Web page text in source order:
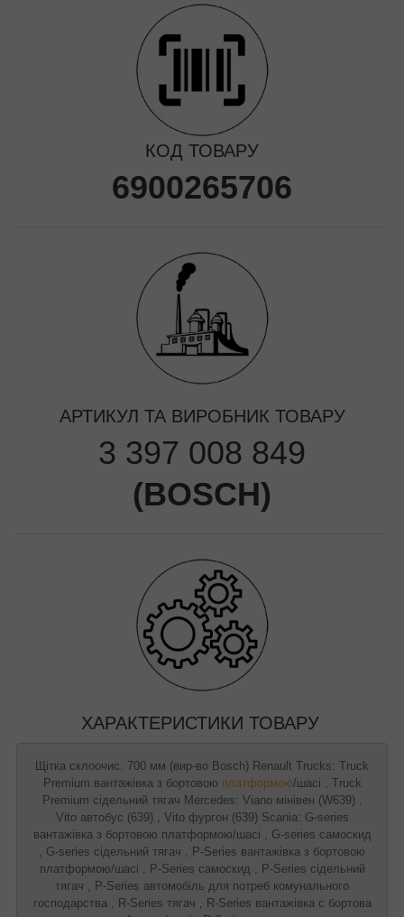
КОД ТОВАРУ
6900265706
АРТИКУЛ ТА ВИРОБНИК ТОВАРУ
3 397 008 849
(BOSCH)
ХАРАКТЕРИСТИКИ ТОВАРУ
Щітка склоочис. 700 мм (вир-во Bosch) Renault Trucks: Truck
Premium вантажівка з бортовою платформою/шасі , Truck
Premium сідельний тягач Mercedes: Viano мінівен (W639) ,
Vito автобус (639) , Vito фургон (639) Scania: G-series
вантажівка з бортовою платформою/шасі , G-series самоскид
, G-series сідельний тягач , P-Series вантажівка з бортовою
платформою/шасі , P-Series самоскид , P-Series сідельний
тягач , P-Series автомобіль для потреб комунального
господарства , R-Series тягач , R-Series вантажівка c бортова